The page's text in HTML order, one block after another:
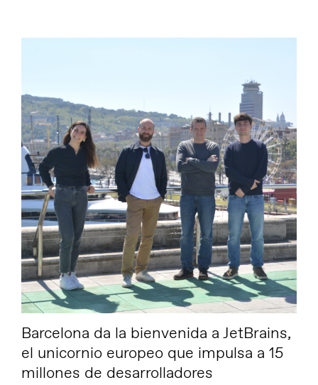
Barcelona da la bienvenida a JetBrains,
el unicornio europeo que impulsa a 15
millones de desarrolladores